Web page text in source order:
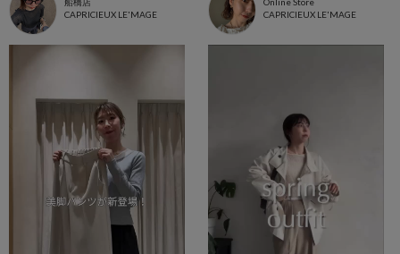
船橋店
CAPRICIEUX LE'MAGE
Online Store
CAPRICIEUX LE'MAGE